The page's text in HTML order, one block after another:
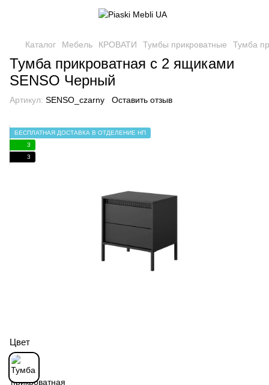
Каталог Мебель КРОВАТИ Тумбы прикроватные Тумба
Тумба прикроватная с 2 ящиками
SENSO Черный
Артикул: SENSO_czarny Оставить отзыв
БЕСПЛАТНАЯ ДОСТАВКА В ОТДЕЛЕНИЕ НП
3
3
Цвет